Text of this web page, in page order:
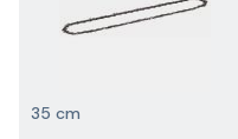
35 cm